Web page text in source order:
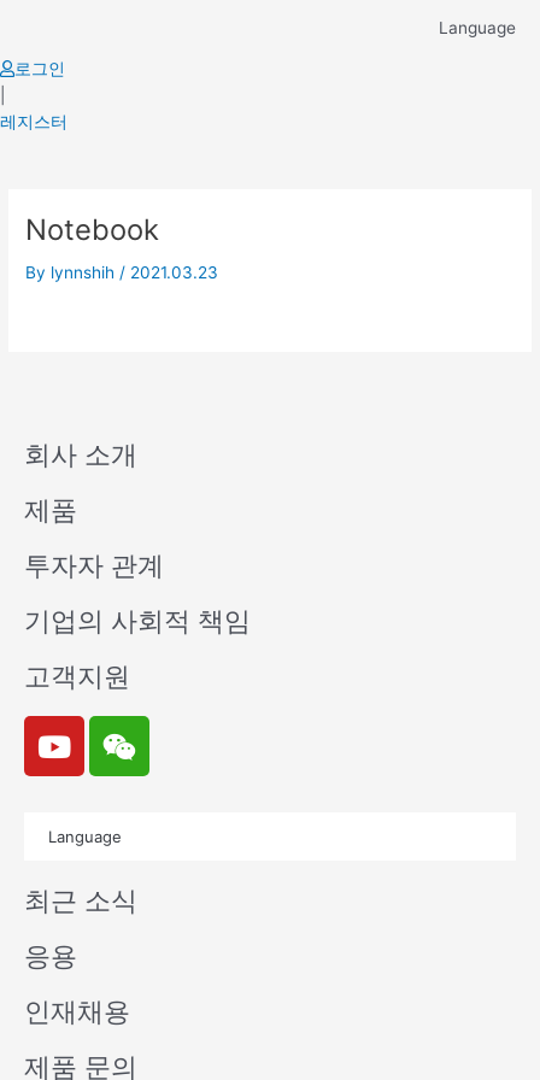
content
Language
로그인
레지스터
Notebook
By lynnshih / 2021.03.23
회사 소개
제품
투자자 관계
기업의 사회적 책임
고객지원
Y
o
u
e
W
e
i
n
Language
최근 소식
응용
인재채용
제품 문의